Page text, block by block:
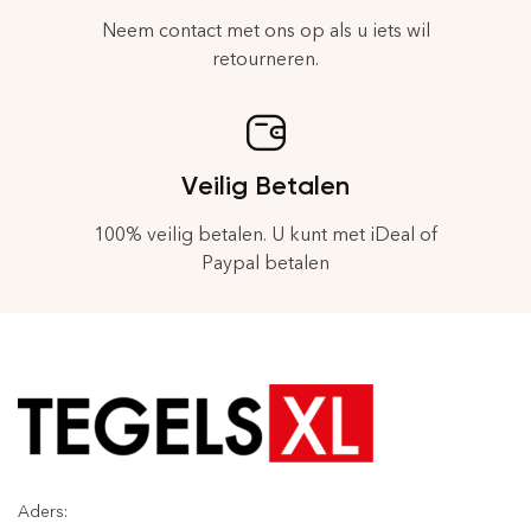
Neem contact met ons op als u iets wil
retourneren.
Veilig Betalen
100% veilig betalen. U kunt met iDeal of
Paypal betalen
Aders: